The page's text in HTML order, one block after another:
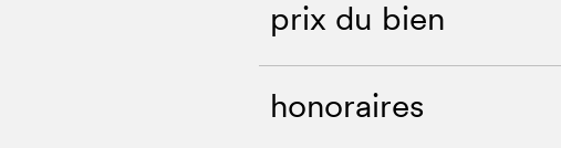
prix du bien
honoraires